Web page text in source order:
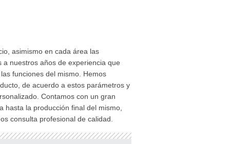
asimismo en cada área las
nuestros años de experiencia que
funciones del mismo. Hemos
de acuerdo a estos parámetros y
Contamos con un gran
hasta la producción final del mismo,
consulta profesional de calidad.